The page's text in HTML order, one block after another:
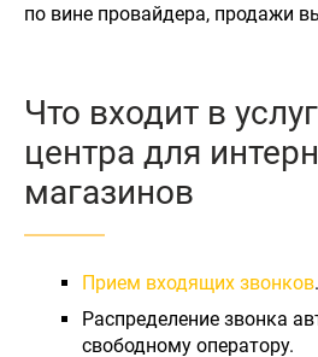
по вине провайдера, продажи
Что входит в
центра для
магазинов
Прием входящих звонков.
Распределение звонка
свободному оператору.